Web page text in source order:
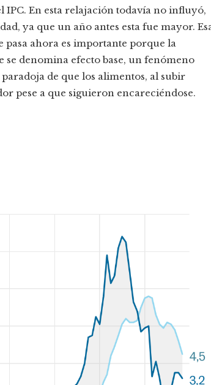
En esta relajación todavía no influyó,
ya que un año antes esta fue mayor.
pasa ahora es importante porque la
denomina efecto base, un fenómeno
de que los alimentos, al subir
pese a que siguieron encareciéndose.